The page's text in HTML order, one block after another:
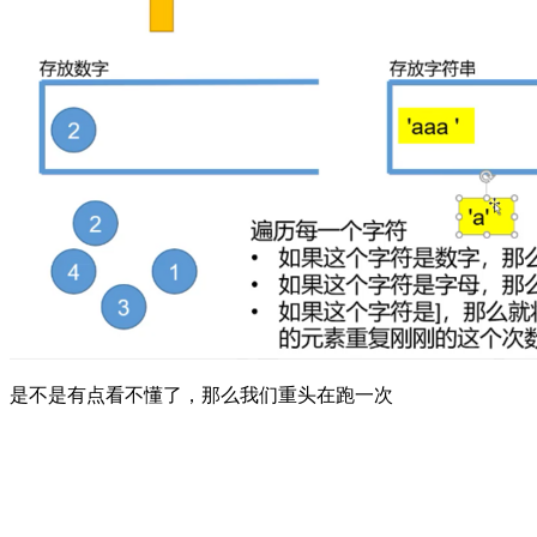
是不是有点看不懂了，那么我们重头在跑一次